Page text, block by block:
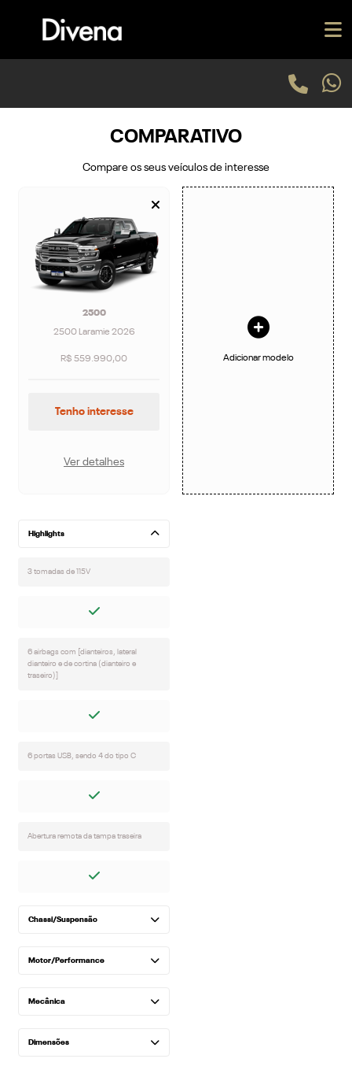
COMPARATIVO
Compare os seus veículos de interesse
2500
2500 Laramie 2026
R$ 559.990,00
Tenho interesse
Ver detalhes
Adicionar modelo
Highlights
3 tomadas de 115V
6 airbags com [dianteiros, lateral
dianteiro e de cortina (dianteiro e
traseiro)]
6 portas USB, sendo 4 do tipo C
Abertura remota da tampa traseira
Chassi/Suspensão
Motor/Performance
Mecânica
Dimensões